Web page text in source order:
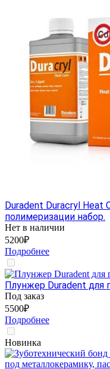
Duradent Duracryl Heat
полимеризации набор.
Нет в наличии
5200₽
Подробнее
Плунжер Duradent
Под заказ
5500₽
Подробнее
Новинка